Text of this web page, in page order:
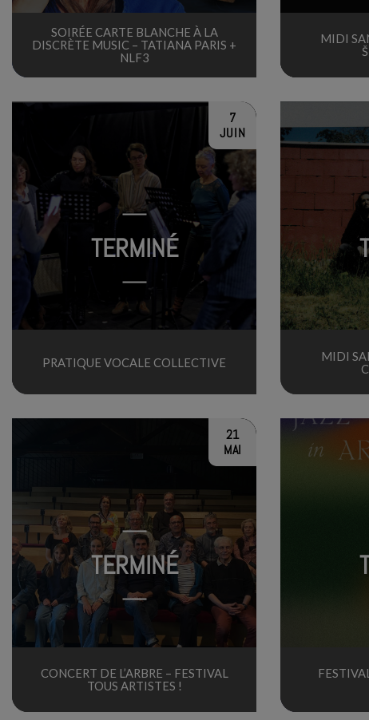
SOIRÉE CARTE BLANCHE À LA
DISCRÈTE MUSIC – TATIANA PARIS +
NLF3
MIDI
7
JUIN
PRATIQUE VOCALE COLLECTIVE
TERMINÉ
MIDI
21
MAI
CONCERT DE L’ARBRE – FESTIVAL
TOUS ARTISTES !
TERMINÉ